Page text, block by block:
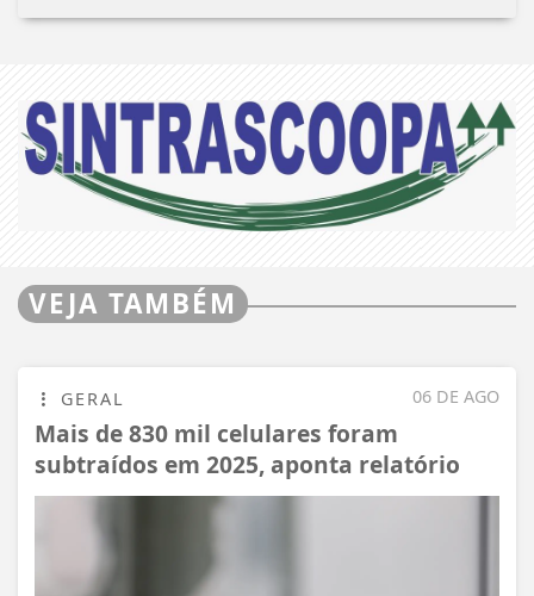
VEJA TAMBÉM
06 DE AGO
GERAL
Mais de 830 mil celulares foram
subtraídos em 2025, aponta relatório